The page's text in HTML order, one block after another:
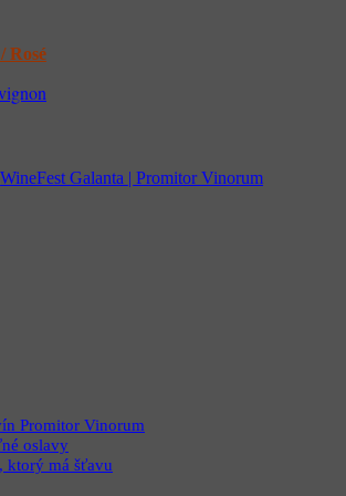
Rosé
Promitor Vinorum
oslavy
ktorý má šťavu